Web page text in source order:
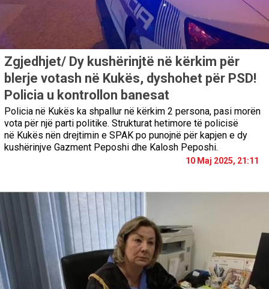
Zgjedhjet/ Dy kushërinjtë në kërkim për
blerje votash në Kukës, dyshohet për PSD!
Policia u kontrollon banesat
Policia në Kukës ka shpallur në kërkim 2 persona, pasi morën
vota për një parti politike. Strukturat hetimore të policisë
në Kukës nën drejtimin e SPAK po punojnë për kapjen e dy
kushërinjve Gazment Peposhi dhe Kalosh Peposhi.
10 Maj 2025, 21:11